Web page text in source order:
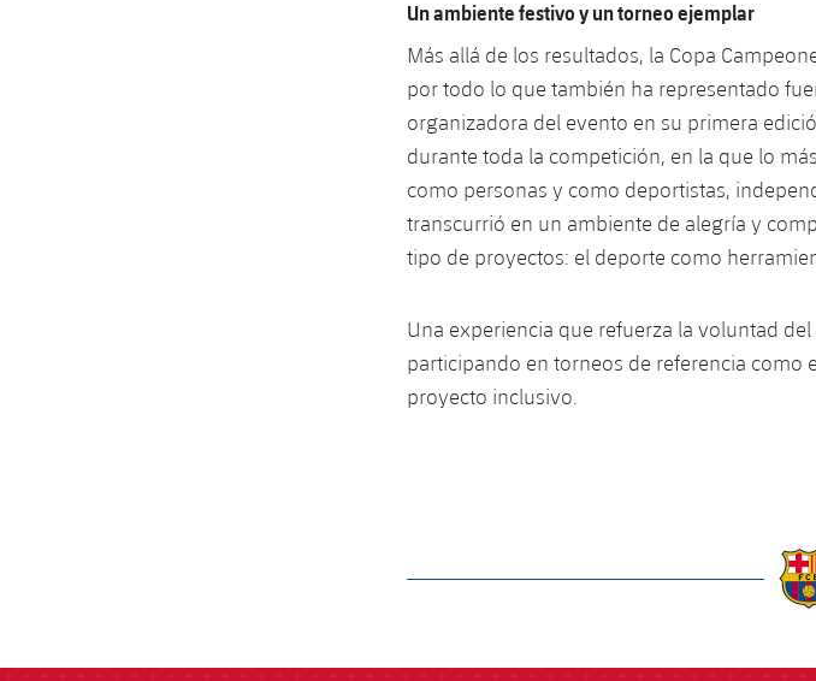
Un ambiente festivo y un torneo ejemplar
Más allá de los resultados, la Copa
por todo lo que también ha representado
organizadora del evento en su primera
durante toda la competición, en la que lo
como personas y como deportistas,
transcurrió en un ambiente de alegría y
tipo de proyectos: el deporte como
Una experiencia que refuerza la voluntad
participando en torneos de referencia como
proyecto inclusivo.